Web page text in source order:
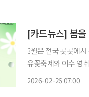
[카드뉴스] 봄을
3월은 전국 곳곳에
유꽃축제와 여수 영
2026-02-26 07:00